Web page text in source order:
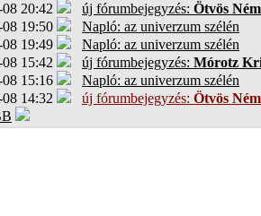
20:42 új fórumbejegyzés: Ötvös
19:50
Napló: az univerzum szélén
19:49
Napló: az univerzum szélén
15:42
új fórumbejegyzés: Mórotz
15:16
Napló: az univerzum szélén
14:32
új fórumbejegyzés: Ötvös